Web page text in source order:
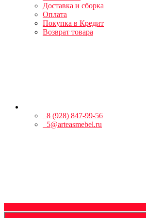
Доставка и сборка
Оплата
Покупка в Кредит
Возврат товара
8 (928) 847-99-56
5@arteasmebel.ru